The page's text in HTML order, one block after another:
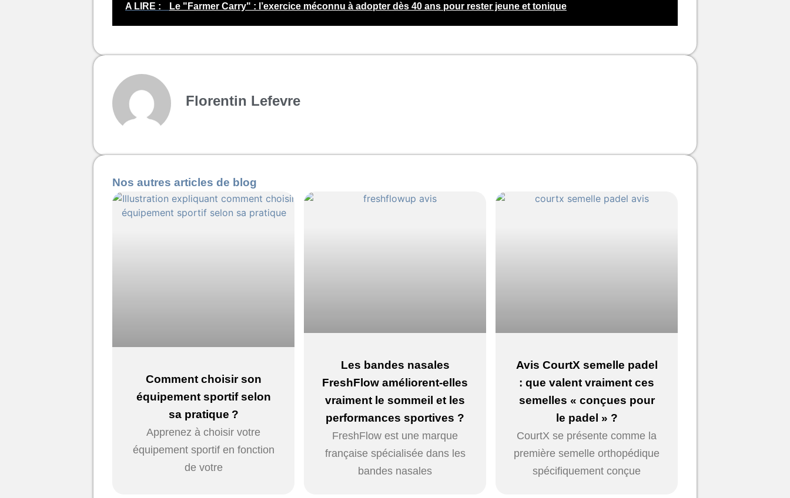
A LIRE : Le "Farmer Carry" : l’exercice méconnu à adopter dès 40 ans pour rester jeune et tonique
Florentin Lefevre
Nos autres articles de blog
Comment choisir son
équipement sportif selon
sa pratique ?
Apprenez à choisir votre
équipement sportif en fonction
de votre
Les bandes nasales
FreshFlow améliorent-elles
vraiment le sommeil et les
performances sportives ?
FreshFlow est une marque
française spécialisée dans les
bandes nasales
Avis CourtX semelle padel
: que valent vraiment ces
semelles « conçues pour
le padel » ?
CourtX se présente comme la
première semelle orthopédique
spécifiquement conçue